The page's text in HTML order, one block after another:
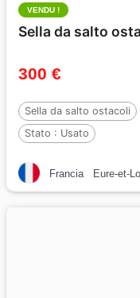
VENDU !
Sella da salto
300 €
Sella da salto ostacoli
Stato : Usato
Francia Eure-et-